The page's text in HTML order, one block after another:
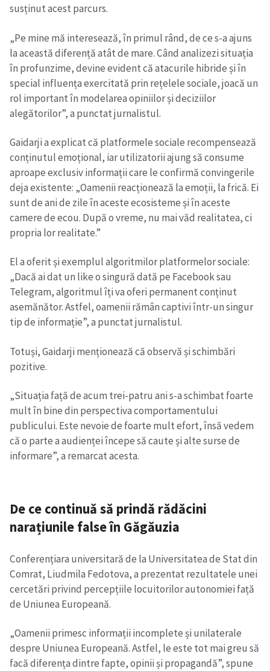
susținut acest parcurs.
„Pe mine mă interesează, în primul rând, de ce s-a ajuns
la această diferență atât de mare. Când analizezi situația
în profunzime, devine evident că atacurile hibride și în
special influența exercitată prin rețelele sociale, joacă un
rol important în modelarea opiniilor și deciziilor
alegătorilor”, a punctat jurnalistul.
Gaidarji a explicat că platformele sociale recompensează
conținutul emoțional, iar utilizatorii ajung să consume
aproape exclusiv informații care le confirmă convingerile
deja existente: „Oamenii reacționează la emoții, la frică. Ei
sunt de ani de zile în aceste ecosisteme și în aceste
camere de ecou. După o vreme, nu mai văd realitatea, ci
propria lor realitate.”
El a oferit și exemplul algoritmilor platformelor sociale:
„Dacă ai dat un like o singură dată pe Facebook sau
Telegram, algoritmul îți va oferi permanent conținut
asemănător. Astfel, oamenii rămân captivi într-un singur
tip de informație”, a punctat jurnalistul.
Totuși, Gaidarji menționează că observă și schimbări
pozitive.
„Situația față de acum trei-patru ani s-a schimbat foarte
mult în bine din perspectiva comportamentului
publicului. Este nevoie de foarte mult efort, însă vedem
că o parte a audienței începe să caute și alte surse de
informare”, a remarcat acesta.
De ce continuă să prindă rădăcini
narațiunile false în Găgăuzia
Conferențiara universitară de la Universitatea de Stat din
Comrat, Liudmila Fedotova, a prezentat rezultatele unei
cercetări privind percepțiile locuitorilor autonomiei față
de Uniunea Europeană.
„Oamenii primesc informații incomplete și unilaterale
despre Uniunea Europeană. Astfel, le este tot mai greu să
facă diferența dintre fapte, opinii și propagandă”, spune